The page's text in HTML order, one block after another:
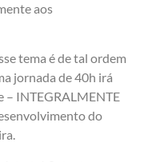
aos
tema é de tal ordem
jornada de 40h irá
INTEGRALMENTE
do